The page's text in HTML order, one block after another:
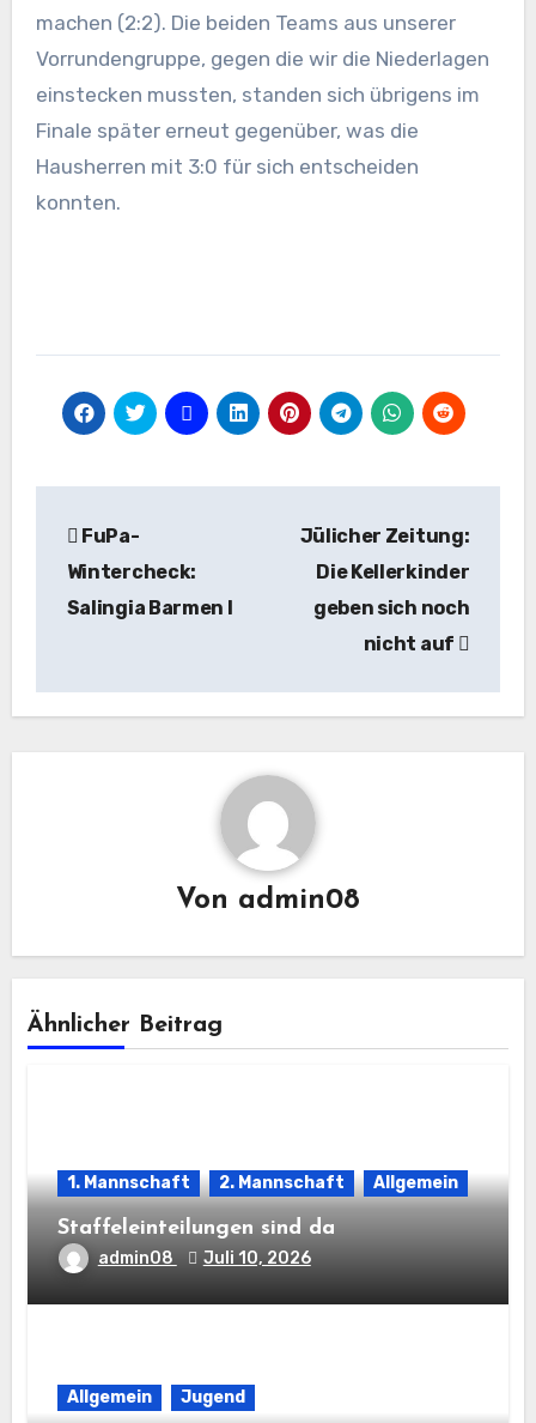
machen (2:2). Die beiden Teams aus unserer
Vorrundengruppe, gegen die wir die Niederlagen
einstecken mussten, standen sich übrigens im
Finale später erneut gegenüber, was die
Hausherren mit 3:0 für sich entscheiden
konnten.
FuPa-
Wintercheck:
Salingia Barmen I
Jülicher Zeitung:
Die Kellerkinder
geben sich noch
nicht auf
Von admin08
Ähnlicher Beitrag
1. Mannschaft 2. Mannschaft Allgemein
Staffeleinteilungen sind da
admin08 Juli 10, 2026
Allgemein Jugend